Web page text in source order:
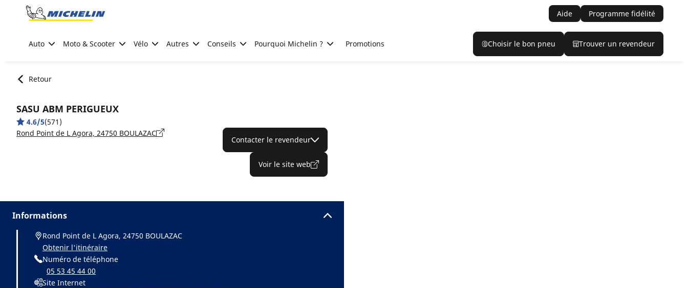
Go to page content
Aide Programme fidélité
Auto Moto & Scooter Vélo Autres Conseils Pourquoi Michelin ? Promotions Choisir le bon pneu Trouver un revendeur
Retour
SASU ABM PERIGUEUX
4.6/5(571)
Rond Point de L Agora, 24750 BOULAZAC
Contacter le revendeur
Voir le site web
Informations
Rond Point de L Agora, 24750 BOULAZAC
Obtenir l'itinéraire
Numéro de téléphone
05 53 45 44 00
Site Internet